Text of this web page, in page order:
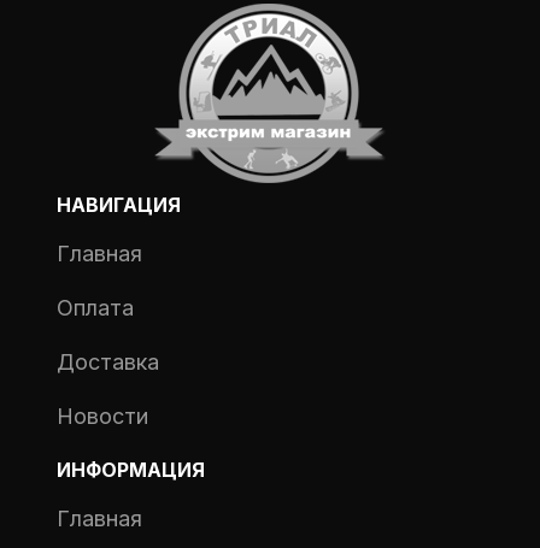
НАВИГАЦИЯ
Главная
Оплата
Доставка
Новости
ИНФОРМАЦИЯ
Главная